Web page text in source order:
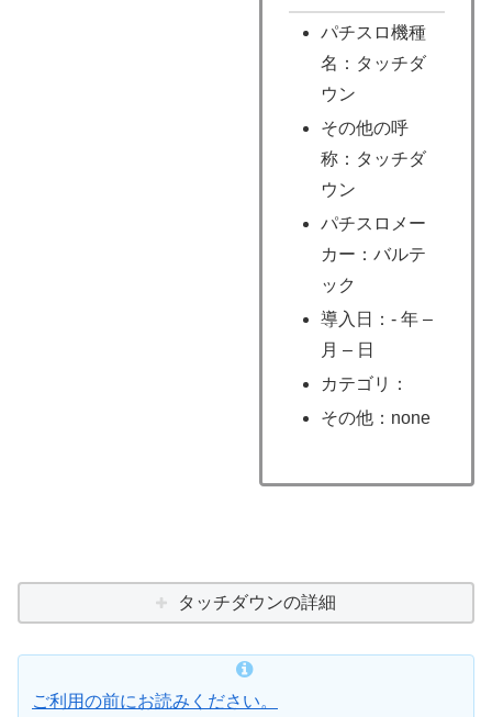
パチスロ機種
名：タッチダ
ウン
その他の呼
称：タッチダ
ウン
パチスロメー
カー：バルテ
ック
導入日：- 年 –
月 – 日
カテゴリ：
その他：none
タッチダウンの詳細
ご利用の前にお読みください。